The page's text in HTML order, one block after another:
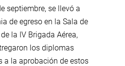
septiembre, se llevó a
de egreso en la Sala de
la IV Brigada Aérea,
los diplomas
a la aprobación de estos